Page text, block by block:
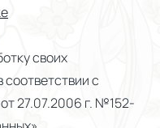
своих
с
27.07.2006 г. №152-